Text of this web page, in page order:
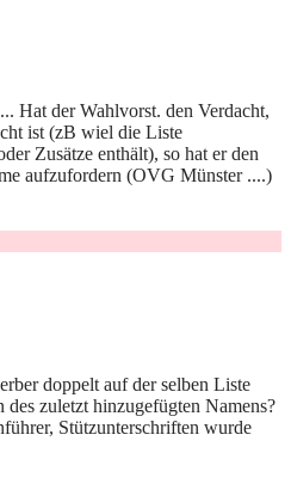
Hat der Wahlvorst. den Verdacht,
ist (zB wiel die Liste
Zusätze enthält), so hat er den
aufzufordern (OVG Münster ....)
doppelt auf der selben Liste
des zuletzt hinzugefügten Namens?
Stützunterschriften wurde